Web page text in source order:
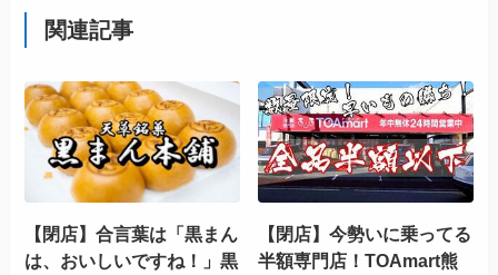
関連記事
【閉店】合言葉は「黒まん
は、おいしいですね！」黒
【閉店】今勢いに乗ってる
半額専門店！TOAmart熊